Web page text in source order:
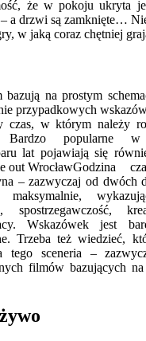
że w pokoju ukryta
a drzwi są zamknięte…
w jaką coraz chętniej
na prostym
przypadkowych
czas, w którym należy
Bardzo popularne
lat pojawiają się
Godzina
– zazwyczaj od dwóch
spostrzegawczość,
Wskazówek jest
Trzeba też wiedzieć,
tego sceneria –
filmów bazujących na